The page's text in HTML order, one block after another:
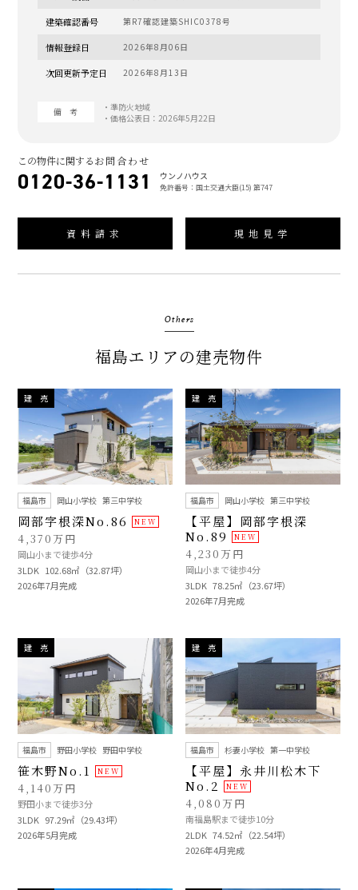
建築確認番号 第R7確認建築SHIC0378号
情報登録日 2026年8月06日
次回更新予定日 2026年8月13日
備 考
・準防火地域
・価格公表日：2026年5月22日
この物件に関するお問合わせ
0120-36-1131 ウンノハウス
免許番号：国土交通大臣(15) 第747
資料請求 現地見学
Others
福島エリアの建売物件
建 売
福島市 岡山小学校 第三中学校
岡部字根深No.86
4,370万円
岡山小まで徒歩4分
3LDK 102.68㎡（32.87坪）
2026年7月完成
建 売
福島市 岡山小学校 第三中学校
【平屋】岡部字根深
No.89
4,230万円
岡山小まで徒歩4分
3LDK 78.25㎡（23.67坪）
2026年7月完成
建 売
福島市 野田小学校 野田中学校
笹木野No.1
4,140万円
野田小まで徒歩3分
3LDK 97.29㎡（29.43坪）
2026年5月完成
建 売
福島市 杉妻小学校 第一中学校
【平屋】永井川松木下
No.2
4,080万円
南福島駅まで徒歩10分
2LDK 74.52㎡（22.54坪）
2026年4月完成